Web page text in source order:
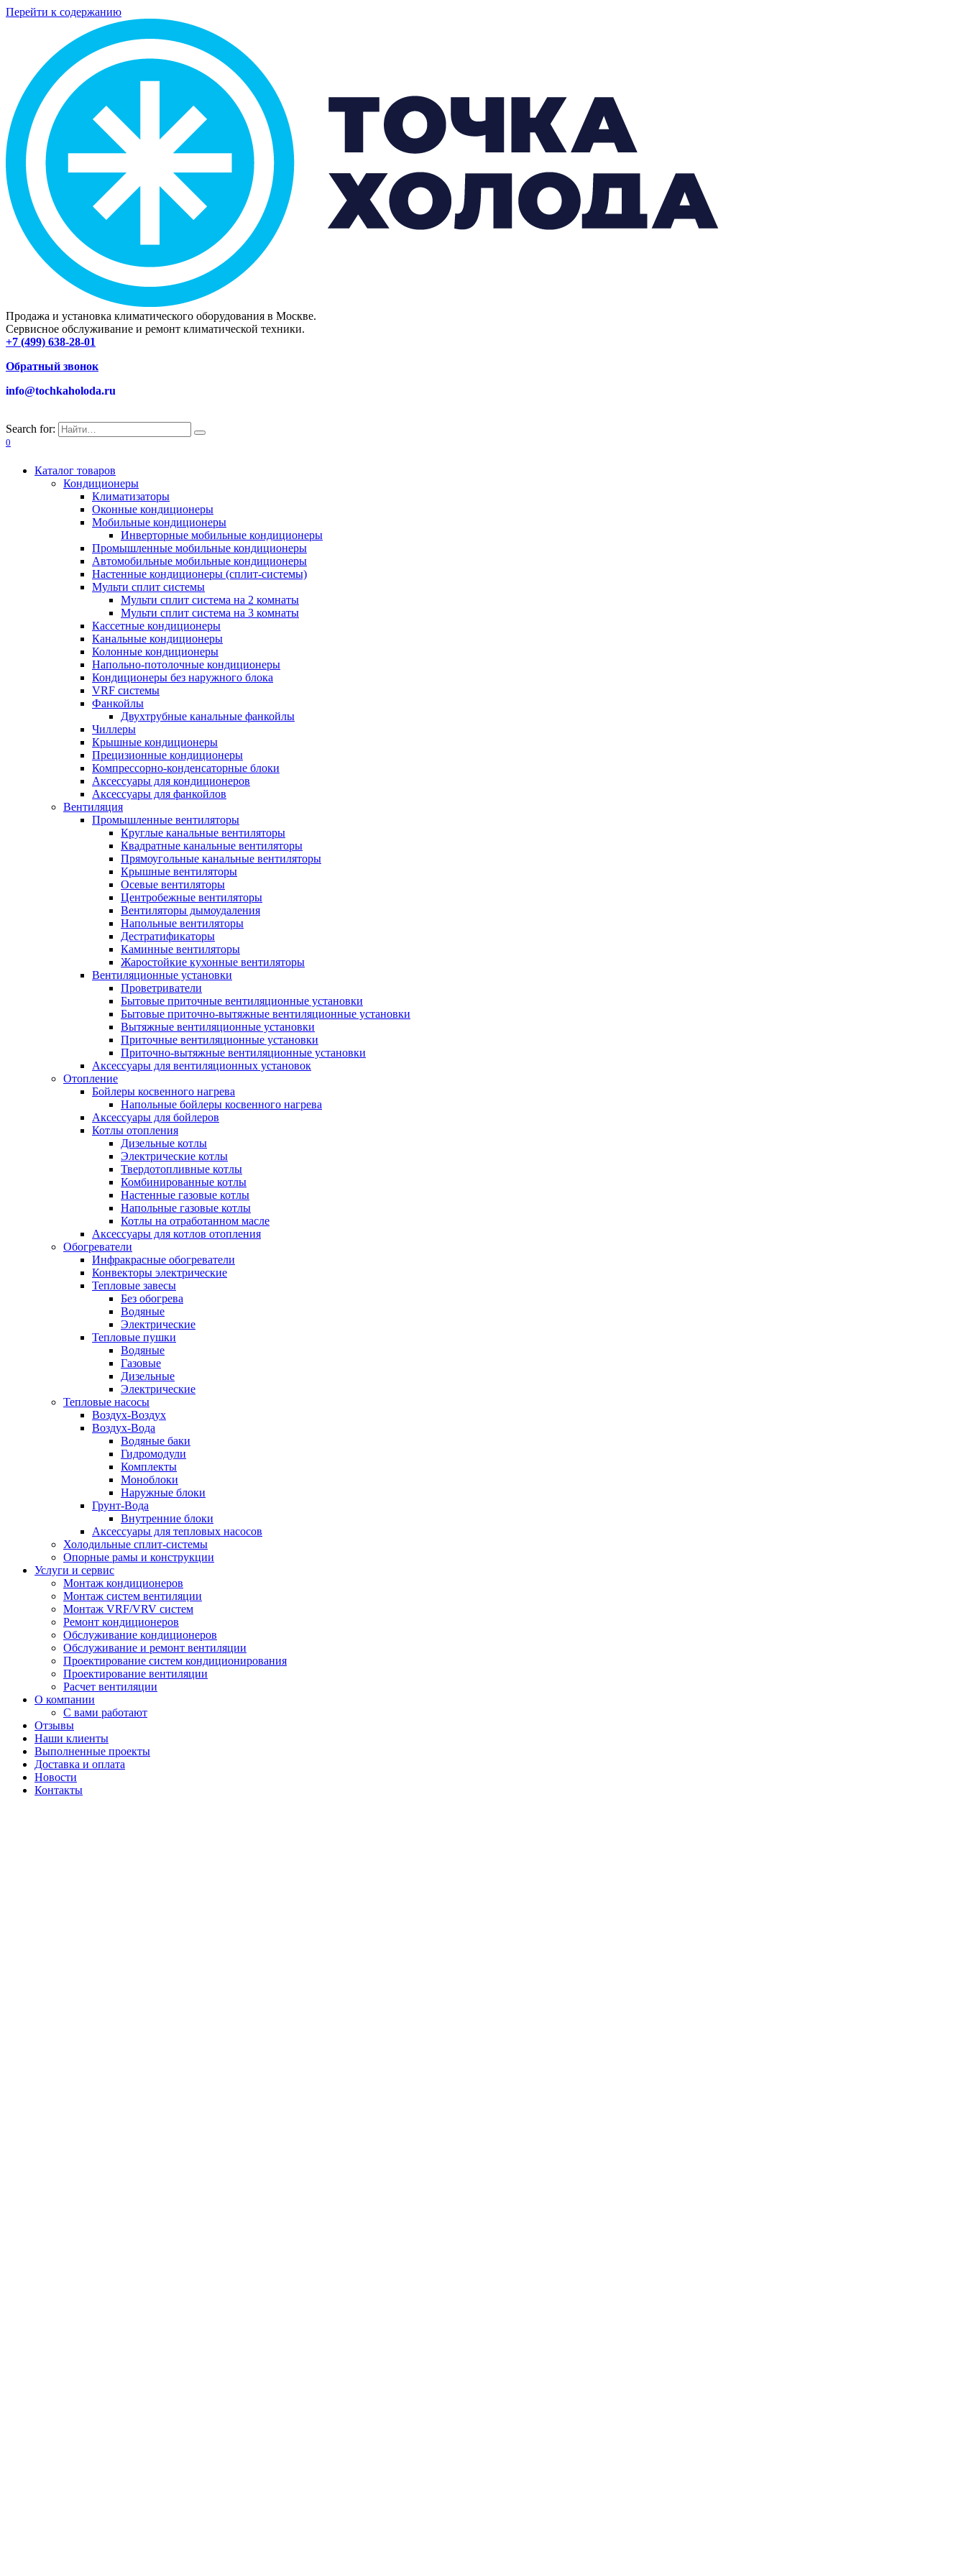
Перейти к содержанию
Продажа и установка климатического оборудования в Москве.
Сервисное обслуживание и ремонт климатической техники.
+7 (499) 638-28-01
Обратный звонок
info@tochkaholoda.ru
Search for:
0
Каталог товаров
Кондиционеры
Климатизаторы
Оконные кондиционеры
Мобильные кондиционеры
Инверторные мобильные кондиционеры
Промышленные мобильные кондиционеры
Автомобильные мобильные кондиционеры
Настенные кондиционеры (сплит-системы)
Мульти сплит системы
Мульти сплит система на 2 комнаты
Мульти сплит система на 3 комнаты
Кассетные кондиционеры
Канальные кондиционеры
Колонные кондиционеры
Напольно-потолочные кондиционеры
Кондиционеры без наружного блока
VRF системы
Фанкойлы
Двухтрубные канальные фанкойлы
Чиллеры
Крышные кондиционеры
Прецизионные кондиционеры
Компрессорно-конденсаторные блоки
Аксессуары для кондиционеров
Аксессуары для фанкойлов
Вентиляция
Промышленные вентиляторы
Круглые канальные вентиляторы
Квадратные канальные вентиляторы
Прямоугольные канальные вентиляторы
Крышные вентиляторы
Осевые вентиляторы
Центробежные вентиляторы
Вентиляторы дымоудаления
Напольные вентиляторы
Дестратификаторы
Каминные вентиляторы
Жаростойкие кухонные вентиляторы
Вентиляционные установки
Проветриватели
Бытовые приточные вентиляционные установки
Бытовые приточно-вытяжные вентиляционные установки
Вытяжные вентиляционные установки
Приточные вентиляционные установки
Приточно-вытяжные вентиляционные установки
Аксессуары для вентиляционных установок
Отопление
Бойлеры косвенного нагрева
Напольные бойлеры косвенного нагрева
Аксессуары для бойлеров
Котлы отопления
Дизельные котлы
Электрические котлы
Твердотопливные котлы
Комбинированные котлы
Настенные газовые котлы
Напольные газовые котлы
Котлы на отработанном масле
Аксессуары для котлов отопления
Обогреватели
Инфракрасные обогреватели
Конвекторы электрические
Тепловые завесы
Без обогрева
Водяные
Электрические
Тепловые пушки
Водяные
Газовые
Дизельные
Электрические
Тепловые насосы
Воздух-Воздух
Воздух-Вода
Водяные баки
Гидромодули
Комплекты
Моноблоки
Наружные блоки
Грунт-Вода
Внутренние блоки
Аксессуары для тепловых насосов
Холодильные сплит-системы
Опорные рамы и конструкции
Услуги и сервис
Монтаж кондиционеров
Монтаж систем вентиляции
Монтаж VRF/VRV систем
Ремонт кондиционеров
Обслуживание кондиционеров
Обслуживание и ремонт вентиляции
Проектирование систем кондиционирования
Проектирование вентиляции
Расчет вентиляции
О компании
С вами работают
Отзывы
Наши клиенты
Выполненные проекты
Доставка и оплата
Новости
Контакты